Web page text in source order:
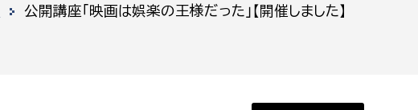
目的を選択
届け出や申請をしたい
公開講座「映画は娯楽の王様だった」【開催しました】